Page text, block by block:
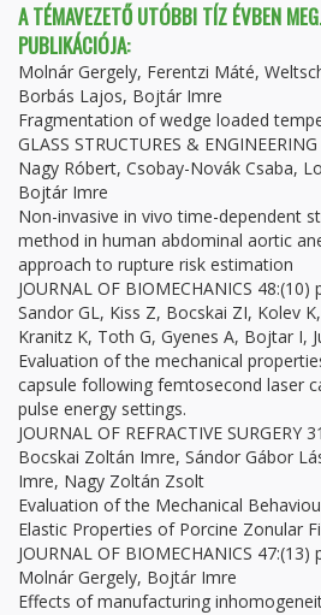
A TÉMAVEZETŐ UTÓBBI TÍZ ÉVBEN
PUBLIKÁCIÓJA:
Molnár Gergely, Ferentzi Máté,
Borbás Lajos, Bojtár Imre
Fragmentation of wedge loaded
GLASS STRUCTURES &
Nagy Róbert, Csobay-Novák Csaba,
Bojtár Imre
Non-invasive in vivo time-dependent
method in human abdominal aortic
approach to rupture risk estimation
JOURNAL OF BIOMECHANICS
Sandor GL, Kiss Z, Bocskai ZI, Kolev
Kranitz K, Toth G, Gyenes A, Bojtar I,
Evaluation of the mechanical
capsule following femtosecond laser
pulse energy settings.
JOURNAL OF REFRACTIVE SURGERY
Bocskai Zoltán Imre, Sándor Gábor
Imre, Nagy Zoltán Zsolt
Evaluation of the Mechanical
Elastic Properties of Porcine Zonular
JOURNAL OF BIOMECHANICS
Molnár Gergely, Bojtár Imre
Effects of manufacturing